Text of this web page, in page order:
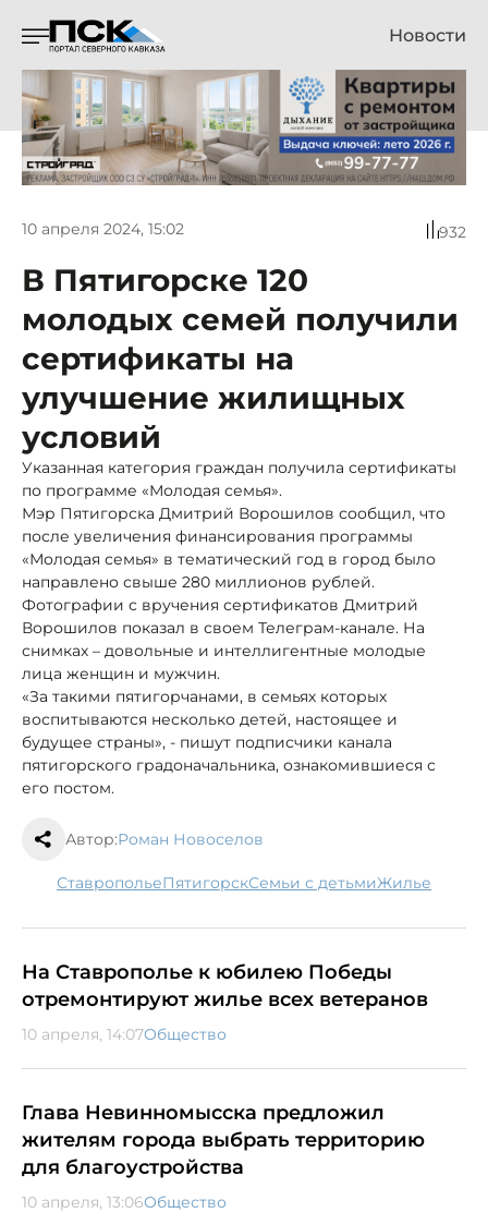
Новости
10 апреля 2024, 15:02 932
В Пятигорске 120
молодых семей получили
сертификаты на
улучшение жилищных
условий
Указанная категория граждан получила сертификаты
по программе «Молодая семья».
Мэр Пятигорска Дмитрий Ворошилов сообщил, что
после увеличения финансирования программы
«Молодая семья» в тематический год в город было
направлено свыше 280 миллионов рублей.
Фотографии с вручения сертификатов Дмитрий
Ворошилов показал в своем Телеграм-канале. На
снимках – довольные и интеллигентные молодые
лица женщин и мужчин.
«За такими пятигорчанами, в семьях которых
воспитываются несколько детей, настоящее и
будущее страны», - пишут подписчики канала
пятигорского градоначальника, ознакомившиеся с
его постом.
Автор:Роман Новоселов
Ставрополье Пятигорск семьи с детьми жилье
На Ставрополье к юбилею Победы
отремонтируют жилье всех ветеранов
10 апреля, 14:07Общество
Глава Невинномысска предложил
жителям города выбрать территорию
для благоустройства
10 апреля, 13:06Общество